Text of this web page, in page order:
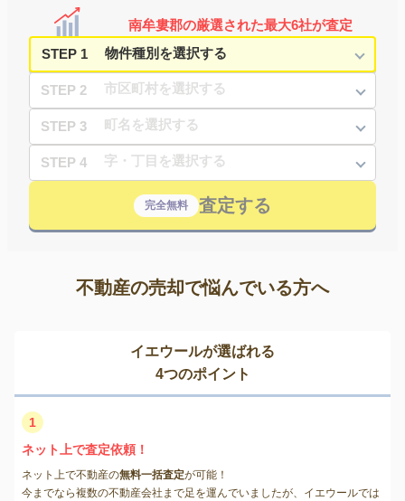
南牟婁郡の厳選された最大6社が査定
STEP 1
STEP 2
STEP 3
STEP 4
完全無料 査定する
不動産の売却で悩んでいる方へ
イエウールが選ばれる
4つのポイント
1
ネット上で査定依頼！
ネット上で不動産の無料一括査定が可能！
今までなら複数の不動産会社まで足を運んでいましたが、イエウールでは